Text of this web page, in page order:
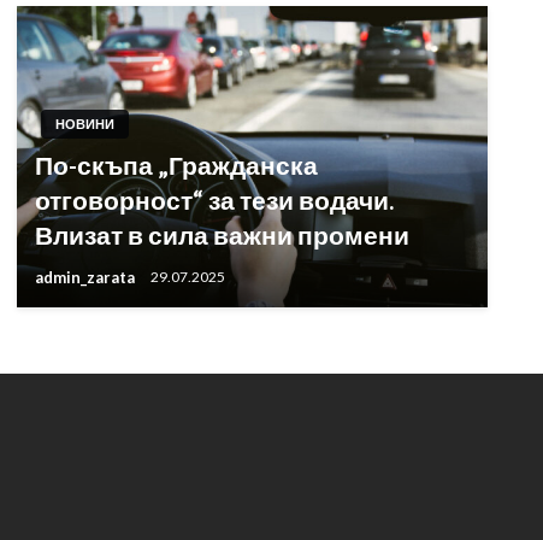
НОВИНИ
По-скъпа „Гражданска
отговорност“ за тези водачи.
Влизат в сила важни промени
admin_zarata 29.07.2025